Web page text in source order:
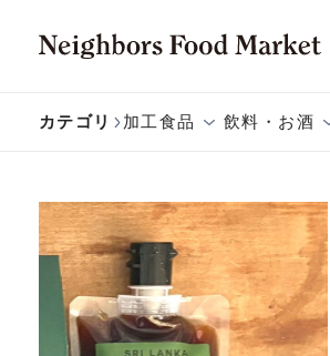
カテゴリ 加工食品 飲料・お酒